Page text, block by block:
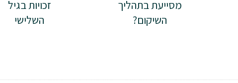
מסייעת בתהליך
השיקום?
זכויות בגיל
השלישי